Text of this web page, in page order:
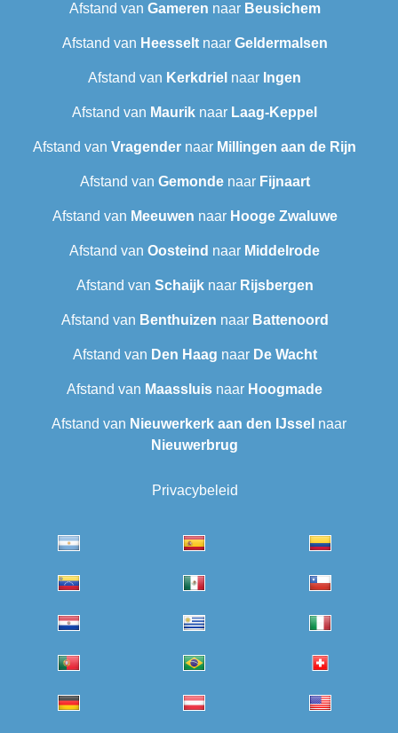
Afstand van Gameren naar Beusichem
Afstand van Heesseltnaar Geldermalsen
Afstand van Kerkdriel naar Ingen
Afstand van Maurik naar Laag-Keppel
Afstand van Vragender naar Millingen aan de Rijn
Afstand van Gemondenaar Fijnaart
Afstand van Meeuwen naar Hooge Zwaluwe
Afstand van Oosteind naar Middelrode
Afstand van Schaijknaar Rijsbergen
Afstand van Benthuizen naar Battenoord
Afstand van Den Haag naar De Wacht
Afstand van Maassluis naar Hoogmade
Afstand van Nieuwerkerk aan den IJssel naar
Nieuwerbrug
Privacybeleid